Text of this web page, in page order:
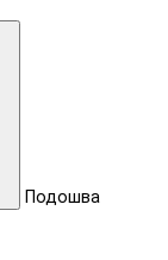
Подошва